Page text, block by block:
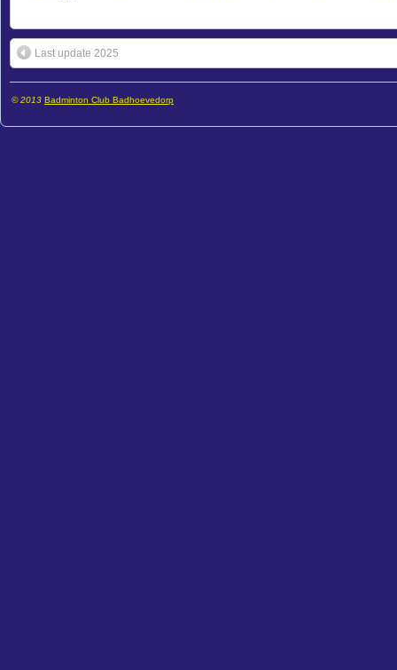
Last update 2025
© 2013 Badminton Club Badhoevedorp